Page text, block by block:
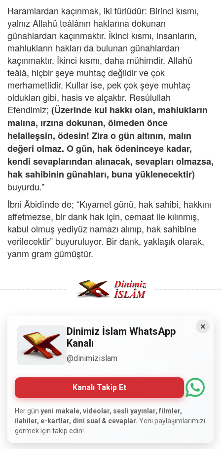
Haramlardan kaçınmak, iki türlüdür: Birinci kısmı,
yalnız Allahü teâlânın haklarına dokunan
günahlardan kaçınmaktır. İkinci kısmı, insanların,
mahlukların hakları da bulunan günahlardan
kaçınmaktır. İkinci kısmı, daha mühimdir. Allahü
teâlâ, hiçbir şeye muhtaç değildir ve çok
merhametlidir. Kullar ise, pek çok şeye muhtaç
oldukları gibi, hasis ve alçaktır. Resûlullah
Efendimiz; (Üzerinde kul hakkı olan, mahlukların
malına, ırzına dokunan, ölmeden önce
helalleşsin, ödesin! Zira o gün altının, malın
değeri olmaz. O gün, hak ödeninceye kadar,
kendi sevaplarından alınacak, sevapları olmazsa,
hak sahibinin günahları, buna yüklenecektir)
buyurdu.”
İbni Âbidînde de; “Kıyamet günü, hak sahibi, hakkını
affetmezse, bir dank hak için, cemaat ile kılınmış,
kabul olmuş yediyüz namazı alınıp, hak sahibine
verilecektir” buyuruluyor. Bir dank, yaklaşık olarak,
yarım gram gümüştür.
Copyright © 2008 - Dinimiz İslam. Her Hakkı Saklıdır.
Sitemizdeki bilgiler, bütün insanların istifadesi için
hazırlanmıştır. Orijinaline sadık kalmak şartıyla, izin
edebilir.
Normal Siteyi Göster
×
Dinimiz İslam WhatsApp
Kanalı
@dinimizislam
Kanalı Takip Et
Her gün yeni makale, videolar, sesli yayınlar, filmler,
ilahiler, e-kartlar, dini sual & cevaplar. Yeni paylaşımlarımızı
görmek için takip edin!